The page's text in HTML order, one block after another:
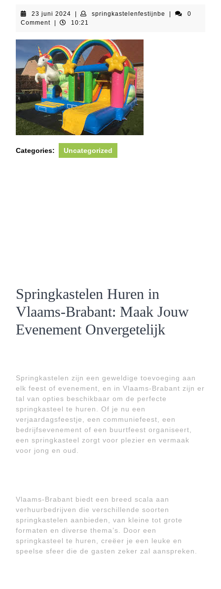
23 juni 2024 23
juni
springkastelenfestijnbe
0
Comment
10:21
Categories: Uncategorized
Springkastelen Huren in
Vlaams-Brabant: Maak Jouw
Evenement Onvergetelijk
Springkastelen zijn een geweldige toevoeging aan
elk feest of evenement, en in Vlaams-Brabant zijn er
tal van opties beschikbaar om de perfecte
springkasteel te huren. Of je nu een
verjaardagsfeestje, een communiefeest, een
bedrijfsevenement of een buurtfeest organiseert,
een springkasteel zorgt voor plezier en vermaak
voor jong en oud.
Vlaams-Brabant biedt een breed scala aan
verhuurbedrijven die verschillende soorten
springkastelen aanbieden, van kleine tot grote
formaten en diverse thema’s. Door een
springkasteel te huren, creëer je een leuke en
speelse sfeer die de gasten zeker zal aanspreken.